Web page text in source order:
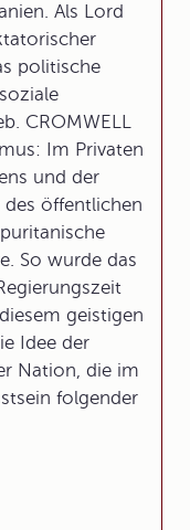
Als Lord
politische
CROMWELL
Im Privaten
und der
öffentlichen
So wurde das
geistigen
Idee der
Nation, die im
folgender